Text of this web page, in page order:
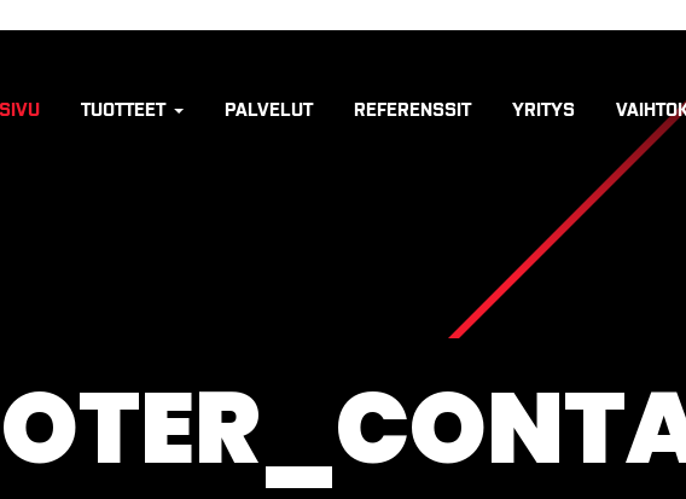
TUOTTEET PALVELUT REFERENSSIT YRITYS